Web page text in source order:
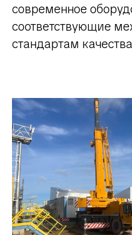
современное
соответствующие
стандартам